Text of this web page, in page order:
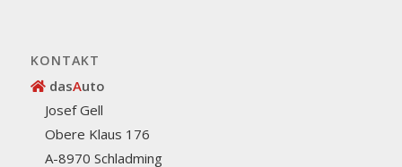
KONTAKT
dasAuto
Josef Gell
Obere Klaus 176
A-8970 Schladming